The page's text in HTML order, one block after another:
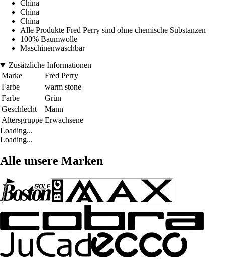
China
China
China
Alle Produkte Fred Perry sind ohne chemische Substanzen
100% Baumwolle
Maschinenwaschbar
Zusätzliche Informationen
Marke
Fred Perry
Farbe
warm stone
Farbe
Grün
Geschlecht
Mann
Altersgruppe Erwachsene
Loading...
Loading...
Alle unsere Marken